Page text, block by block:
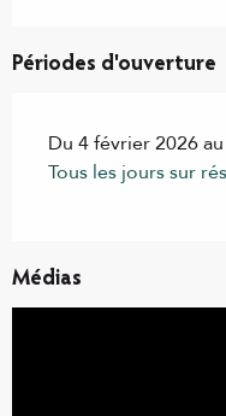
Périodes d'ouverture
Du 4 février 2026
Tous les jours sur
Médias